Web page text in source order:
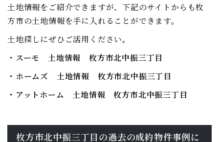
土地情報をご紹介できますが、下記のサイトからも枚
方市の土地情報を手に入れることができます。
土地探しにぜひご活用ください。
・スーモ 土地情報 枚方市北中振三丁目
・ホームズ 土地情報 枚方市北中振三丁目
・アットホーム 土地情報 枚方市北中振三丁目
枚方市北中振三丁目の過去の成約物件事例に